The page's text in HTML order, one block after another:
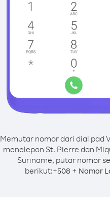
Memutar nomor dari dial pad
menelepon St. Pierre dan
Suriname, putar nomor
berikut:+508 + Nomor